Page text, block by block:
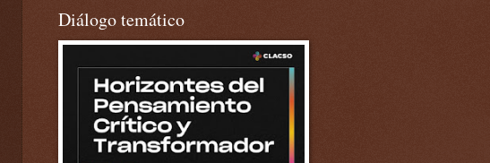
Diálogo temático